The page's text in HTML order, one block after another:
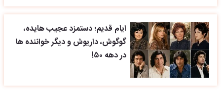
ایام قدیم؛ دستمزد عجیب هایده،
گوگوش، داریوش و دیگر خواننده ها
در دهه ۵۰!